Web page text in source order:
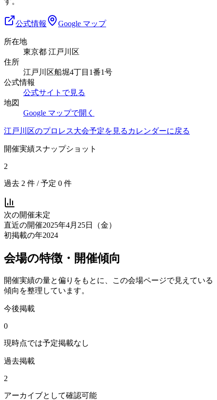
公式情報 Google マップ
所在地
東京都 江戸川区
住所
江戸川区船堀4丁目1番1号
公式情報
公式サイトで見る
地図
Google マップで開く
江戸川区のプロレス大会予定を見る カレンダーに戻る
開催実績スナップショット
2
過去 2 件 / 予定 0 件
次の開催未定
直近の開催2025年4月25日（金）
初掲載の年2024
会場の特徴・開催傾向
開催実績の量と偏りをもとに、この会場ページで見えている
傾向を整理しています。
今後掲載
0
現時点では予定掲載なし
過去掲載
2
アーカイブとして確認可能